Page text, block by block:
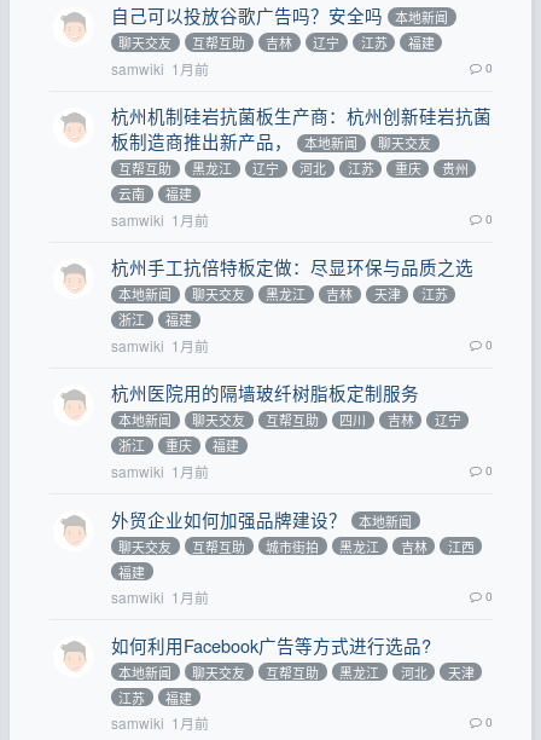
自己可以投放谷歌广告吗？安全吗
本地新闻
聊天交友
互帮互助 吉林 辽宁 江苏 福建
samwiki 1月前 0
杭州机制硅岩抗菌板生产商：杭州创新硅岩抗菌
板制造商推出新产品，
本地新闻
聊天交友
互帮互助
黑龙江 辽宁 河北 江苏 重庆
贵州
云南
福建
samwiki 1月前 0
杭州手工抗倍特板定做：尽显环保与品质之选
本地新闻 聊天交友 黑龙江 吉林 天津
江苏
浙江
福建
samwiki 1月前 0
杭州医院用的隔墙玻纤树脂板定制服务
本地新闻 聊天交友 互帮互助 四川 吉林
辽宁
浙江
重庆 福建
samwiki 1月前 0
外贸企业如何加强品牌建设？
本地新闻
聊天交友
互帮互助 城市街拍 黑龙江 吉林
江西
福建
samwiki 1月前 0
如何利用Facebook广告等方式进行选品?
本地新闻 聊天交友 互帮互助 黑龙江 河北
天津
江苏
福建
samwiki 1月前 0